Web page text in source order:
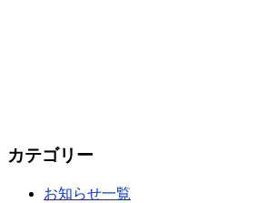
カテゴリー
お知らせ一覧